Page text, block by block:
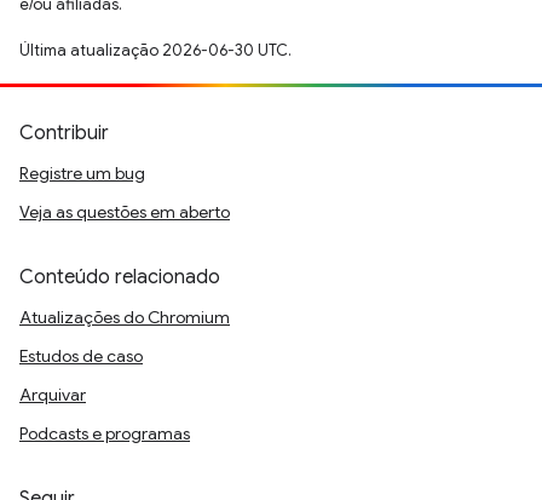
e/ou afiliadas.
Última atualização 2026-06-30 UTC.
Contribuir
Registre um bug
Veja as questões em aberto
Conteúdo relacionado
Atualizações do Chromium
Estudos de caso
Arquivar
Podcasts e programas